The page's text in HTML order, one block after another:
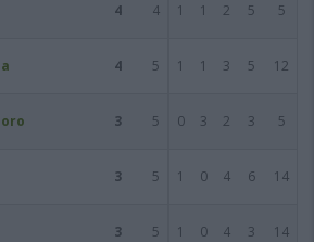
4 4 1 1 2 5 5
4 5 1 1 3 5 12
3 5 0 3 2 3 5
3 5 1 0 4 6 14
3 5 1 0 4 3 14